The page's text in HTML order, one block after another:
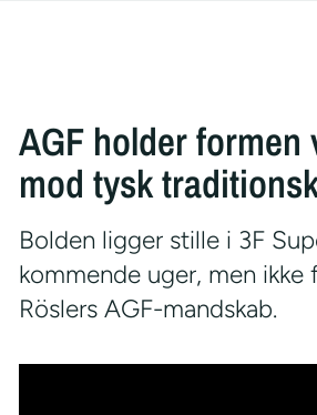
AGF holder formen
mod tysk
Bolden ligger stille i 3F
kommende uger, men ikke
Röslers AGF-mandskab.